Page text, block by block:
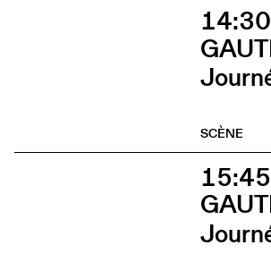
14:30
SCÈNE
15:45